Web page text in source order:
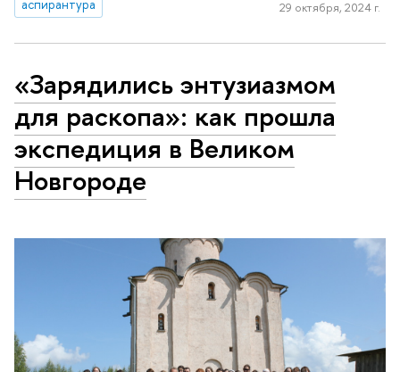
аспирантура
29 октября, 2024 г.
«Зарядились энтузиазмом
для раскопа»: как прошла
экспедиция в Великом
Новгороде